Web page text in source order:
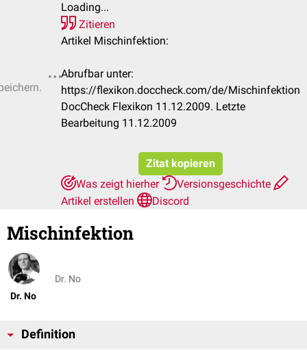
Loading...
Zitieren
Artikel Mischinfektion:
Abrufbar unter:
https://flexikon.doccheck.com/de/Mischinfektion
DocCheck Flexikon 11.12.2009. Letzte
Bearbeitung 11.12.2009
Zitat kopieren
Was zeigt hierher
Versionsgeschichte
Artikel erstellen
Discord
Mischinfektion
Dr. No
Dr. No
Definition